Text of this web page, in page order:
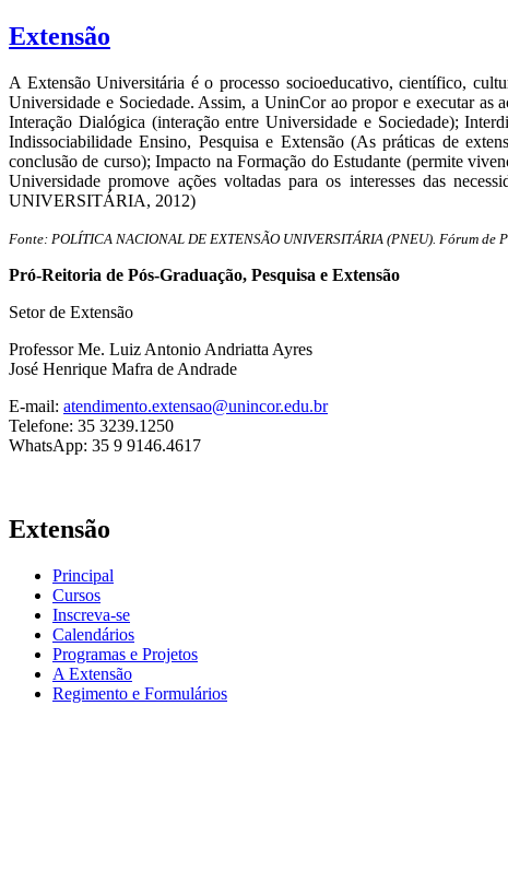
Extensão
A Extensão Universitária é o processo socioeducativo, científico,
Universidade e Sociedade. Assim, a UninCor ao propor e executar as
Interação Dialógica (interação entre Universidade e Sociedade);
Indissociabilidade Ensino, Pesquisa e Extensão (As práticas de
conclusão de curso); Impacto na Formação do Estudante (permite
Universidade promove ações voltadas para os interesses das
UNIVERSITÁRIA, 2012)
Fonte: POLÍTICA NACIONAL DE EXTENSÃO UNIVERSITÁRIA (PNEU). Fórum
Pró-Reitoria de Pós-Graduação, Pesquisa e Extensão
Setor de Extensão
Professor Me. Luiz Antonio Andriatta Ayres
José Henrique Mafra de Andrade
E-mail: atendimento.extensao@unincor.edu.br
Telefone: 35 3239.1250
WhatsApp: 35 9 9146.4617
Extensão
Principal
Cursos
Inscreva-se
Calendários
Programas e Projetos
A Extensão
Regimento e Formulários